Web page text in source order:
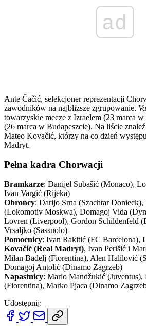
ad
Ante Čačić, selekcjoner reprezentacji
zawodników na najbliższe zgrupowanie.
towarzyskie mecze z Izraelem (23 marca
(26 marca w Budapeszcie). Na liście
Mateo Kovačić, którzy na co dzień
Madryt.
Pełna kadra Chorwacji
Bramkarze: Danijel Subašić (Monaco),
Ivan Vargić (Rijeka)
Obrońcy: Darijo Srna (Szachtar Donieck),
(Lokomotiv Moskwa), Domagoj Vida
Lovren (Liverpool), Gordon Schildenfeld
Vrsaljko (Sassuolo)
Pomocnicy: Ivan Rakitić (FC Barcelona),
Kovačić (Real Madryt), Ivan Perišić i
Milan Badelj (Fiorentina), Alen Halilović
Domagoj Antolić (Dinamo Zagrzeb)
Napastnicy: Mario Mandžukić
(Fiorentina), Marko Pjaca (Dinamo
Udostępnij: